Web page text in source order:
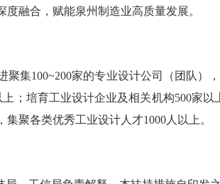
融合，赋能泉州制造业高质量发展。
100~200家的专业设计公司（团队）
；培育工业设计企业及相关机构500家
聚各类优秀工业设计人才1000人以上。